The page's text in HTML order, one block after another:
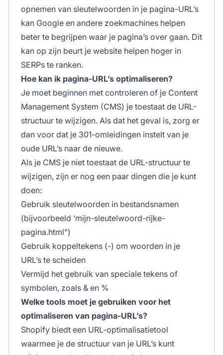
opnemen van sleutelwoorden in je pagina-URL’s
kan Google en andere zoekmachines helpen
beter te begrijpen waar je pagina’s over gaan. Dit
kan op zijn beurt je website helpen hoger in
SERPs te ranken.
Hoe kan ik pagina-URL’s optimaliseren?
Je moet beginnen met controleren of je Content
Management System (CMS) je toestaat de URL-
structuur te wijzigen. Als dat het geval is, zorg er
dan voor dat je 301-omleidingen instelt van je
oude URL’s naar de nieuwe.
Als je CMS je niet toestaat de URL-structuur te
wijzigen, zijn er nog een paar dingen die je kunt
doen:
Gebruik sleutelwoorden in bestandsnamen
(bijvoorbeeld ‘mijn-sleutelwoord-rijke-
pagina.html")
Gebruik koppeltekens (-) om woorden in je
URL’s te scheiden
Vermijd het gebruik van speciale tekens of
symbolen, zoals & en %
Welke tools moet je gebruiken voor het
optimaliseren van pagina-URL’s?
Shopify biedt een URL-optimalisatietool
waarmee je de structuur van je URL’s kunt